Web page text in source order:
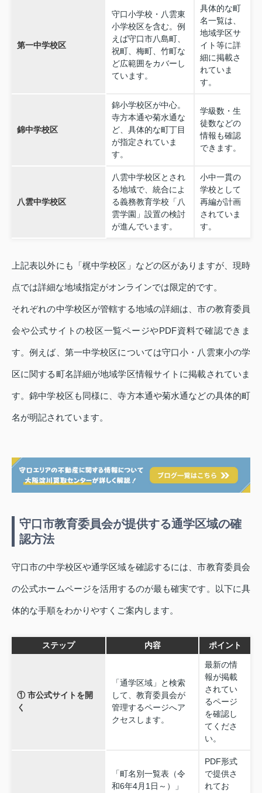
第一中学校区
守口小学校・八雲東
小学校区を含む。例
えば守口市八島町、
祝町、梅町、竹町な
ど広範囲をカバーし
ています。
具体的な町
名一覧は、
地域学区サ
イト等に詳
細に掲載さ
れていま
す。
錦中学校区
錦小学校区が中心。
寺方本通や菊水通な
ど、具体的な町丁目
が指定されていま
す。
学級数・生
徒数などの
情報も確認
できます。
八雲中学校区
八雲中学校区とされ
る地域で、統合によ
る義務教育学校「八
雲学園」設置の検討
が進んでいます。
小中一貫の
学校として
再編が計画
されていま
す。
上記表以外にも「梶中学校区」などの区がありますが、現時
点では詳細な地域指定がオンラインでは限定的です。
それぞれの中学校区が管轄する地域の詳細は、市の教育委員
会や公式サイトの校区一覧ページやPDF資料で確認できま
す。例えば、第一中学校区については守口小・八雲東小の学
区に関する町名詳細が地域学区情報サイトに掲載されていま
す。錦中学校区も同様に、寺方本通や菊水通などの具体的町
名が明記されています。
守口市教育委員会が提供する通学区域の確
認方法
守口市の中学校区や通学区域を確認するには、市教育委員会
の公式ホームページを活用するのが最も確実です。以下に具
体的な手順をわかりやすくご案内します。
ステップ 内容 ポイント
① 市公式サイトを開
く
「通学区域」と検索
して、教育委員会が
管理するページへア
クセスします。
最新の情
報が掲載
されてい
るページ
を確認し
てくださ
い。
「町名別一覧表（令
和6年4月1日～）」
PDF形式
で提供さ
れてお